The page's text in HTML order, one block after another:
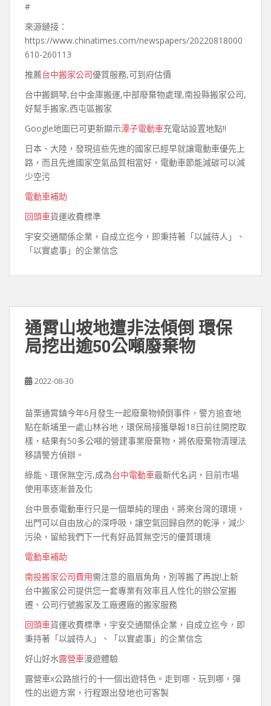
#
來源鏈接：
https://www.chinatimes.com/newspapers/20220818000
610-260113
推薦台中搬家公司優質服務,可到府估價
台中搬鋼琴,台中金庫搬運,中部廢棄物處理,南投縣搬家公司,
好幫手搬家,西屯區搬家
Google地圖已可更新顯示潭子電動車充電站設置地點!!
日本、大陸，發現這些先進的國家已經早就讓電動車優先上
路，而且先進國家空氣品質相當好，電動車節能減碳可以減
少空污
電動車補助
回頭車貨運收費標準
宇安交通關係企業，自成立迄今，即秉持著「以誠待人」、
「以實處事」的企業信念
通霄山坡地遭非法傾倒 環保
局挖出逾50公噸廢棄物
2022-08-30
苗栗通霄鎮今年6月發生一起廢棄物傾倒事件，警方追查地
點在新埔里一處山林谷地，環保局接獲舉報18日前往開挖取
樣，結果有50多公噸的營建事業廢棄物，將依廢棄物清理法
移請警方偵辦。
綠能、環保無空污,成為台中電動車最新代名詞，目前市場
使用率逐漸普及化
台中景泰電動車行只是一個單純的理由，將來台灣的環境，
出門可以自由放心的深呼吸，讓空氣回歸自然的乾淨，減少
污染，留給我們下一代有好品質無空污的優質環境
電動車補助
南投搬家公司費用需注意的眉眉角角，別等搬了再說!上新
台中搬家公司提供您一套專業有效率且人性化的辦公室搬
遷、公司行號搬家及工廠遷廠的搬家服務
回頭車貨運收費標準，宇安交通關係企業，自成立迄今，即
秉持著「以誠待人」、「以實處事」的企業信念
好山好水露營車漫遊體驗
露營車x公路旅行的十一個出遊特色。走到哪、玩到哪，彈
性的出遊方案，行程跟出發地也可客製